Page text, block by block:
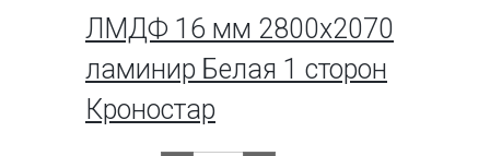
ЛМДФ 16 мм 2800х2070
ламинир Белая 1 сторон
Кроностар